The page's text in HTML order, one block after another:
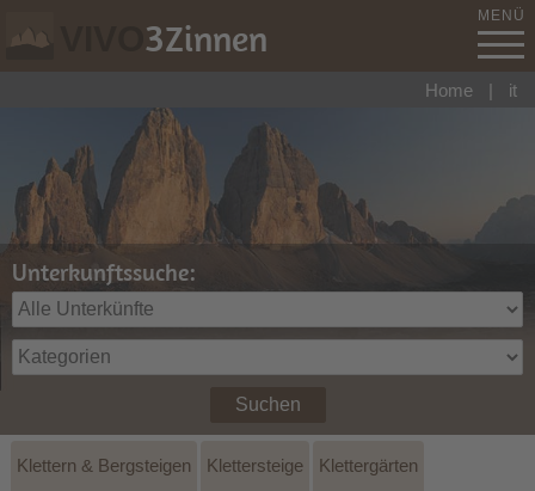
3Zinnen MENÜ
Unterkunftssuche:
Suchen
Home | it
Klettern & Bergsteigen Klettersteige Klettergärten